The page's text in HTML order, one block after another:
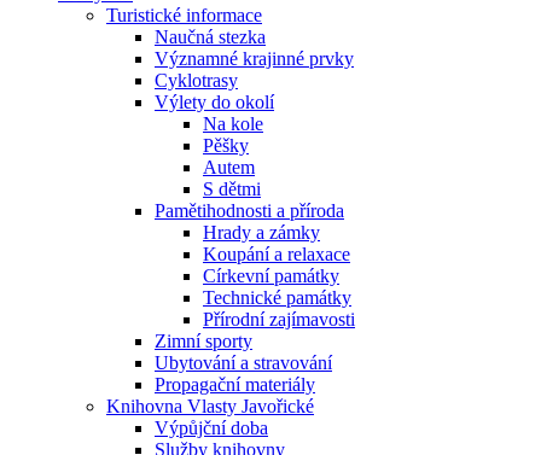
Turistické informace
Naučná stezka
Významné krajinné prvky
Cyklotrasy
Výlety do okolí
Na kole
Pěšky
Autem
S dětmi
Pamětihodnosti a příroda
Hrady a zámky
Koupání a relaxace
Církevní památky
Technické památky
Přírodní zajímavosti
Zimní sporty
Ubytování a stravování
Propagační materiály
Knihovna Vlasty Javořické
Výpůjční doba
Služby knihovny